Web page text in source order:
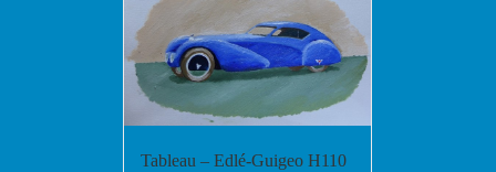
Tableau – Edlé-Guigeo H110